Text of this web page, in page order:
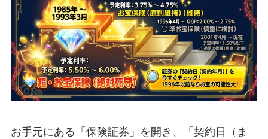
お手元にある「保険証券」を開き、「契約日（ま